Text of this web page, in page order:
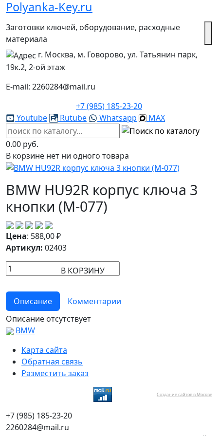
Polyanka-Key.ru
Заготовки ключей, оборудование, расходные
материала
г. Москва, м. Говорово, ул. Татьянин парк,
19к.2, 2-ой этаж
E-mail: 2260284@mail.ru
+7 (985) 185-23-20
Youtube
Rutube Whatsapp MAX
0.00 руб.
В корзине нет ни одного товара
BMW HU92R корпус ключа 3
кнопки (М-077)
Цена: 588,00₽
Артикул: 02403
В КОРЗИНУ
Описание
Комментарии
Описание отсутствует
BMW
Карта сайта
Обратная связь
Разместить заказ
Создание сайтов в Москве
+7 (985) 185-23-20
2260284@mail.ru